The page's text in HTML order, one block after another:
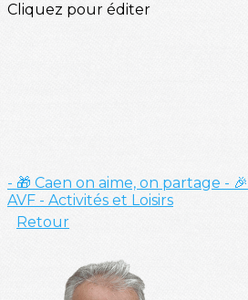
Cliquez pour éditer
- 🎁 Caen on aime, on partage -
AVF - Activités et Loisirs
Retour